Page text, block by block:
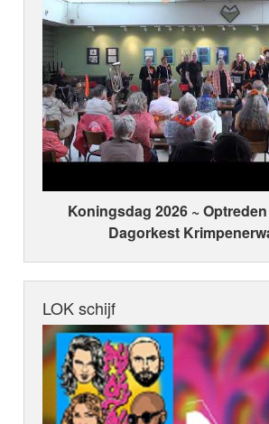
Koningsdag 2026 ~
Dagorkest
LOK schijf